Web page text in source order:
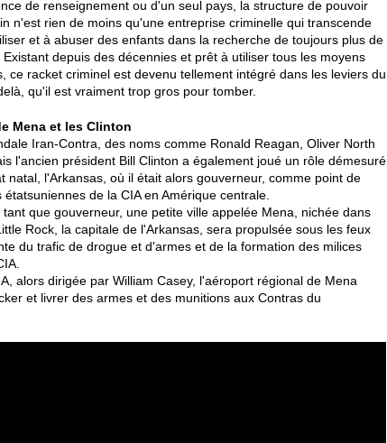
de renseignement ou d'un seul pays, la structure de pouvoir
n'est rien de moins qu'une entreprise criminelle qui transcende
et à abuser des enfants dans la recherche de toujours plus de
depuis des décennies et prêt à utiliser tous les moyens
ce racket criminel est devenu tellement intégré dans les leviers du
qu'il est vraiment trop gros pour tomber.
Mena et les Clinton
Iran-Contra, des noms comme Ronald Reagan, Oliver North
l'ancien président Bill Clinton a également joué un rôle démesuré
natal, l'Arkansas, où il était alors gouverneur, comme point de
de la CIA en Amérique centrale.
que gouverneur, une petite ville appelée Mena, nichée dans
Rock, la capitale de l'Arkansas, sera propulsée sous les feux
du trafic de drogue et d'armes et de la formation des milices
alors dirigée par William Casey, l'aéroport régional de Mena
et livrer des armes et des munitions aux Contras du